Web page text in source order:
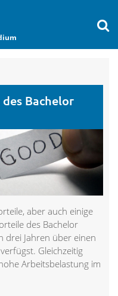
Bachelor
aber auch einige
des Bachelor
drei Jahren über einen
Gleichzeitig
Arbeitsbelastung im